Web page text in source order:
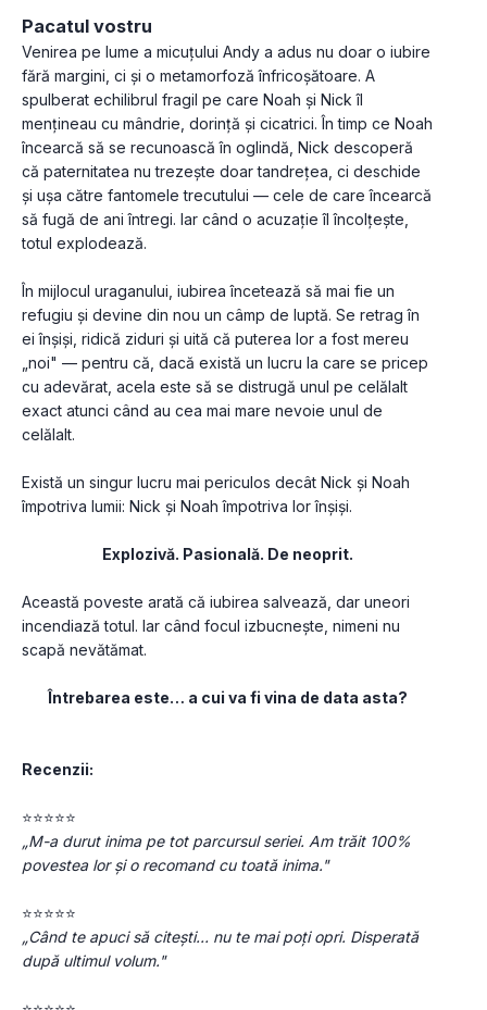
Pacatul vostru
Venirea pe lume a micuțului Andy a adus nu doar o iubire
fără margini, ci și o metamorfoză înfricoșătoare. A
spulberat echilibrul fragil pe care Noah și Nick îl
mențineau cu mândrie, dorință și cicatrici. În timp ce Noah
încearcă să se recunoască în oglindă, Nick descoperă
că paternitatea nu trezește doar tandrețea, ci deschide
și ușa către fantomele trecutului — cele de care încearcă
să fugă de ani întregi. Iar când o acuzație îl încolțește,
totul explodează.
În mijlocul uraganului, iubirea încetează să mai fie un
refugiu și devine din nou un câmp de luptă. Se retrag în
ei înșiși, ridică ziduri și uită că puterea lor a fost mereu
„noi" — pentru că, dacă există un lucru la care se pricep
cu adevărat, acela este să se distrugă unul pe celălalt
exact atunci când au cea mai mare nevoie unul de
celălalt.
Există un singur lucru mai periculos decât Nick și Noah
împotriva lumii: Nick și Noah împotriva lor înșiși.
Explozivă. Pasională. De neoprit.
Această poveste arată că iubirea salvează, dar uneori
incendiază totul. Iar când focul izbucnește, nimeni nu
scapă nevătămat.
Întrebarea este… a cui va fi vina de data asta?
Recenzii:
⭐⭐⭐⭐⭐
„M-a durut inima pe tot parcursul seriei. Am trăit 100%
povestea lor și o recomand cu toată inima."
⭐⭐⭐⭐⭐
„Când te apuci să citești… nu te mai poți opri. Disperată
după ultimul volum."